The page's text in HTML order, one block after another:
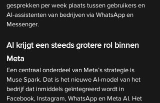
gesprekken per week plaats tussen gebruikers en
AI-assistenten van bedrijven via WhatsApp en
Messenger.
AI krijgt een steeds grotere rol binnen
Meta
Een centraal onderdeel van Meta’s strategie is
Muse Spark. Dat is het nieuwe AI-model van het
bedrijf dat inmiddels geïntegreerd wordt in
Facebook, Instagram, WhatsApp en Meta AI. Het